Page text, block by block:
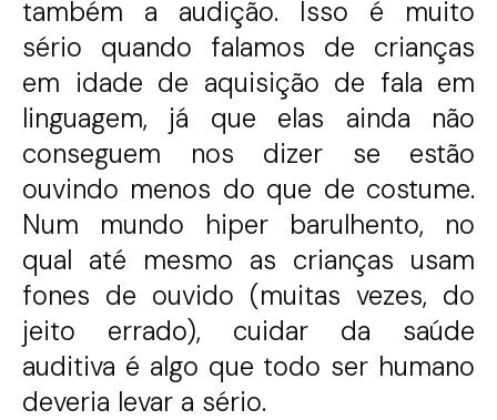
também a audição. Isso é muito
sério quando falamos de crianças
em idade de aquisição de fala em
linguagem, já que elas ainda não
conseguem nos dizer se estão
ouvindo menos do que de costume.
Num mundo hiper barulhento, no
qual até mesmo as crianças usam
fones de ouvido (muitas vezes, do
jeito errado), cuidar da saúde
auditiva é algo que todo ser humano
deveria levar a sério.